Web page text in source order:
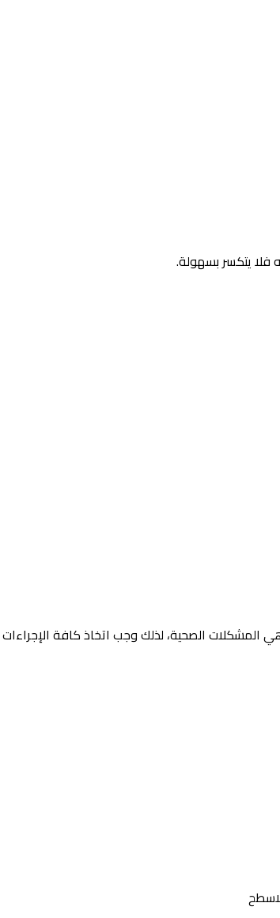
فلا يتكسر بسهولة.
المشكلات الصحية، لذلك وجب اتخاذ كافة الإجراءات